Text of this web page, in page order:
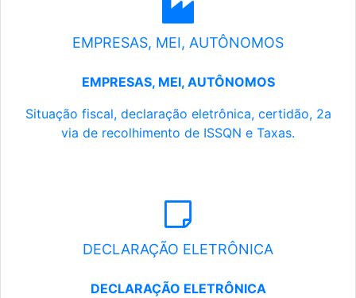
EMPRESAS, MEI, AUTÔNOMOS
EMPRESAS, MEI, AUTÔNOMOS
Situação fiscal, declaração eletrônica, certidão, 2a
via de recolhimento de ISSQN e Taxas.
DECLARAÇÃO ELETRÔNICA
DECLARAÇÃO ELETRÔNICA